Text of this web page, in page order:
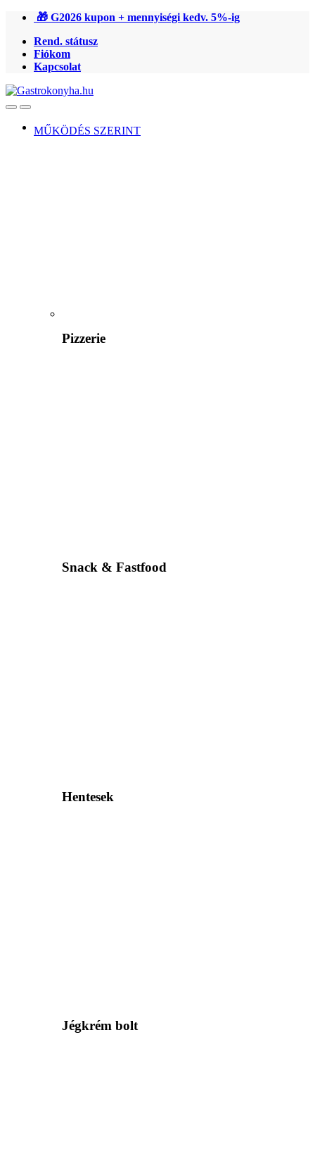
Ugrás
navigációhoz
Ugrás
tartalomra
🎁 G2026 kupon + mennyiségi kedv. 5%-ig
Rend. státusz
Fiókom
Kapcsolat
OpenClose
MŰKÖDÉS SZERINT
Pizzerie
Snack & Fastfood
Hentesek
Jégkrém bolt